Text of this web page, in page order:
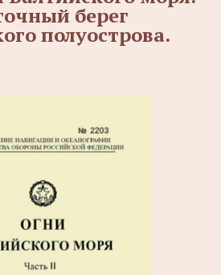
берег
полуострова.